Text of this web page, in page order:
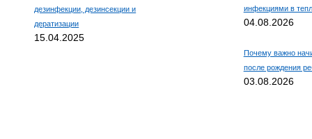
дезинфекции, дезинсекции и
дератизации
15.04.2025
инфекциями в
04.08.2026
Почему важно
после рождения
03.08.2026